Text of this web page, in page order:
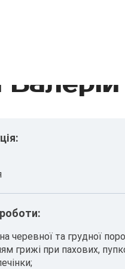
черевної та грудної
грижі при пахових,